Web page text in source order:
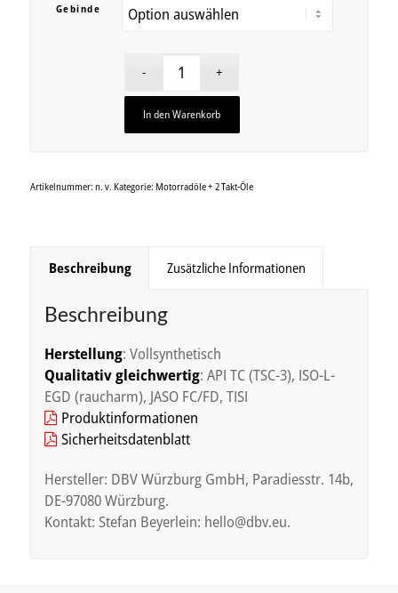
Gebinde
In den Warenkorb
Artikelnummer: n. v. Kategorie: Motorradöle + 2 Takt-Öle
Beschreibung Zusätzliche Informationen
Beschreibung
Herstellung: Vollsynthetisch
Qualitativ gleichwertig: API TC (TSC-3), ISO-L-
EGD (raucharm), JASO FC/FD, TISI
Produktinformationen
Sicherheitsdatenblatt
Hersteller: DBV Würzburg GmbH, Paradiesstr. 14b,
DE-97080 Würzburg.
Kontakt: Stefan Beyerlein: hello@dbv.eu.